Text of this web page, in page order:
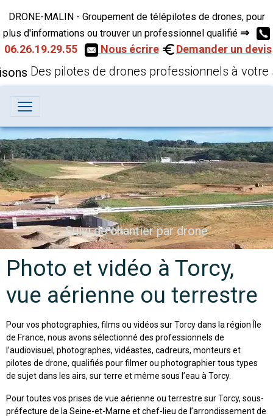
DRONE-MALIN - Groupement de télépilotes de drones, pour
plus d'informations ou trouver un professionnel qualifié ⇒
06.26.19.29.55
Nous écrire Demander un devis
Des pilotes de drones professionnels à votre
Suivi de chantier par drone
Photo et vidéo à Torcy,
vue aérienne ou terrestre
Pour vos photographies, films ou vidéos sur Torcy dans la région Île
de France, nous avons sélectionné des professionnels de
l’audiovisuel, photographes, vidéastes, cadreurs, monteurs et
pilotes de drone, qualifiés pour filmer ou photographier tous types
de sujet dans les airs, sur terre et même sous l’eau à Torcy.
Pour toutes vos prises de vue aérienne ou terrestre sur Torcy, sous-
préfecture de la Seine-et-Marne et chef-lieu de l’arrondissement de